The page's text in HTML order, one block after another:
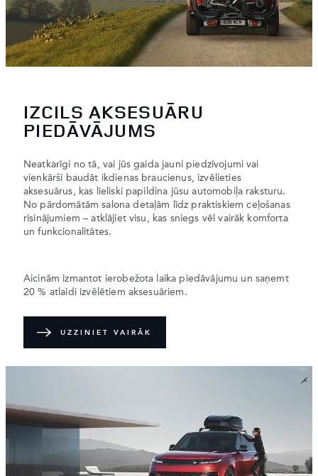
IZCILS AKSESUĀRU
PIEDĀVĀJUMS
Neatkarīgi no tā, vai jūs gaida jauni piedzīvojumi vai
vienkārši baudāt ikdienas braucienus, izvēlieties
aksesuārus, kas lieliski papildina jūsu automobiļa raksturu.
No pārdomātām salona detaļām līdz praktiskiem ceļošanas
risinājumiem – atklājiet visu, kas sniegs vēl vairāk komforta
un funkcionalitātes.
Aicinām izmantot ierobežota laika piedāvājumu un saņemt
20 % atlaidi izvēlētiem aksesuāriem.
UZZINIET VAIRĀK